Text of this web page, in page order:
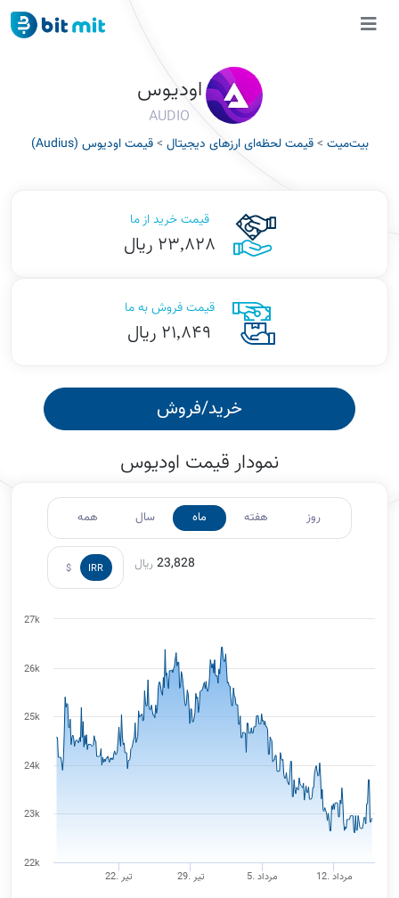
اودیوس
AUDIO
بیت‌میت >قیمت لحظه‌ای ارزهای دیجیتال >قیمت اودیوس (Audius)
قیمت خرید از ما
23,828 ریال
قیمت فروش به ما
21,849 ریال
خرید/فروش
نمودار قیمت اودیوس
روز هفته ماه سال همه
ریال 23,828
IRR
$
22. تیر 29. تیر 5. مرداد 12. مرداد
22k
23k
24k
25k
26k
27k